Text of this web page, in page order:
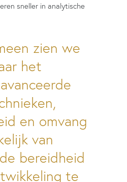
sneller in analytische
zien we
het
en omvang
van
bereidheid
te